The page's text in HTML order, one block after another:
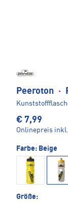
Peeroton ·
€ 7,99
Onlinepreis
Farbe: Beige
Größe: